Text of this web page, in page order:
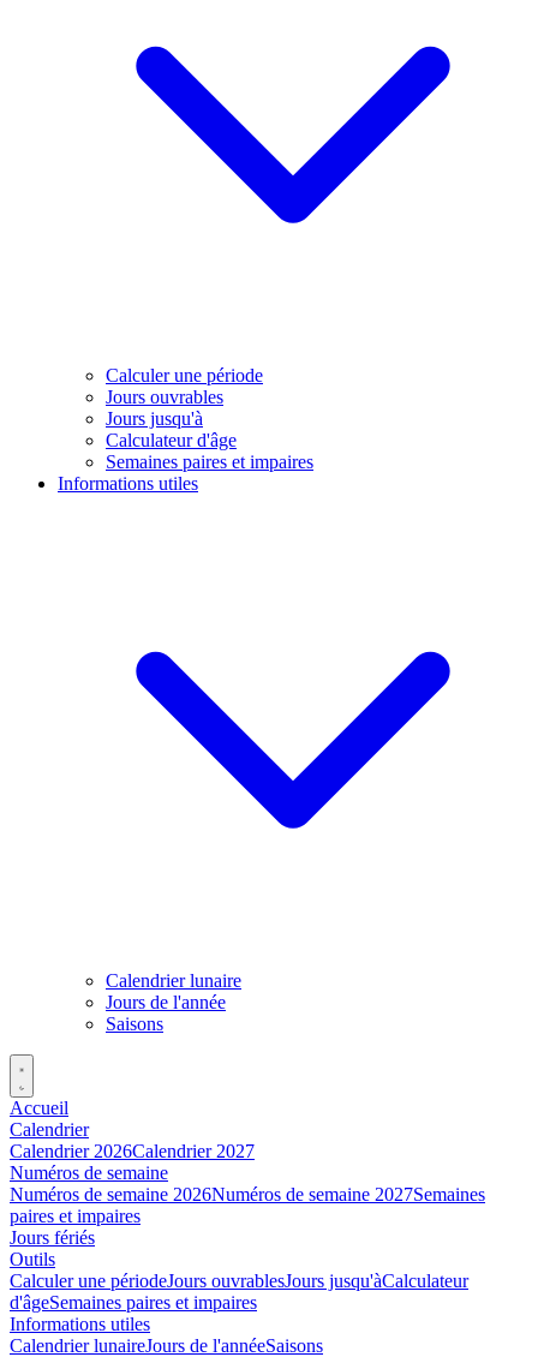
Calculer une période
Jours ouvrables
Jours jusqu'à
Calculateur d'âge
Semaines paires et impaires
Informations utiles
Calendrier lunaire
Jours de l'année
Saisons
Accueil
Calendrier
Calendrier 2026Calendrier 2027
Numéros de semaine
Numéros de semaine 2026Numéros de semaine 2027Semaines
paires et impaires
Jours fériés
Outils
Calculer une périodeJours ouvrablesJours jusqu'àCalculateur
d'âgeSemaines paires et impaires
Informations utiles
Calendrier lunaireJours de l'annéeSaisons